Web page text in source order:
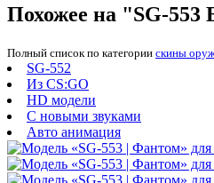
Похожее на "SG-553
Полный список по категории скины
SG-552
Из CS:GO
HD модели
С новыми звуками
Авто анимация